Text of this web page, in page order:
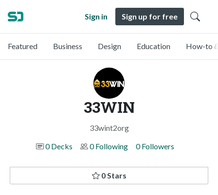
Sign in Sign up for free
Featured Business Design Education How-to
33WIN
33wint2org
0 Decks
0 Following 0 Followers
0 Stars